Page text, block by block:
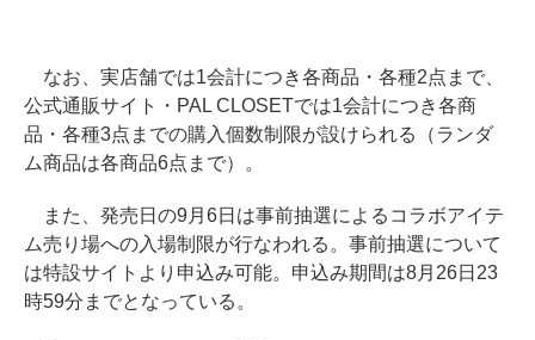
なお、実店舗では1会計につき各商品・各種2点まで、
公式通販サイト・PAL CLOSETでは1会計につき各商
品・各種3点までの購入個数制限が設けられる（ランダ
ム商品は各商品6点まで）。
また、発売日の9月6日は事前抽選によるコラボアイテ
ム売り場への入場制限が行なわれる。事前抽選について
は特設サイトより申込み可能。申込み期間は8月26日23
時59分までとなっている。